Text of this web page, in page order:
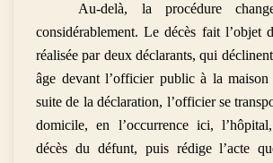
Au-delà, la procédure
considérablement. Le décès fait l’objet
réalisée par deux déclarants, qui
âge devant l’officier public à la
suite de la déclaration, l’officier se
domicile, en l’occurrence ici,
décès du défunt, puis rédige l’acte